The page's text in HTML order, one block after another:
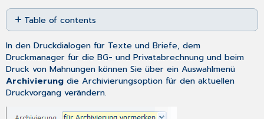
Save
as
PDF
Table of contents
medizinischer
Daten
In den Druckdialogen für Texte und Briefe, dem
Druckmanager für dieBG- undPrivatabrechnung und beim
Druck von Mahnungen können Sie über ein Auswahlmenü
Archivierung die Archivierungsoption für den aktuellen
Druckvorgang verändern.